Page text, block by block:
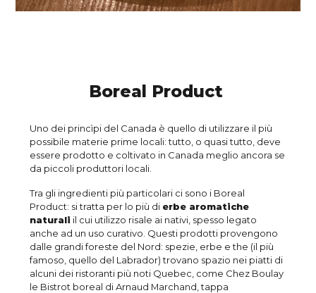
Boreal Product
Uno dei princìpi del Canada è quello di utilizzare il più
possibile materie prime locali: tutto, o quasi tutto, deve
essere prodotto e coltivato in Canada meglio ancora se
da piccoli produttori locali.
Tra gli ingredienti più particolari ci sono i Boreal
Product: si tratta per lo più di erbe aromatiche
naturali il cui utilizzo risale ai nativi, spesso legato
anche ad un uso curativo. Questi prodotti provengono
dalle grandi foreste del Nord: spezie, erbe e the (il più
famoso, quello del Labrador) trovano spazio nei piatti di
alcuni dei ristoranti più noti Quebec, come Chez Boulay
le Bistrot boreal di Arnaud Marchand, tappa